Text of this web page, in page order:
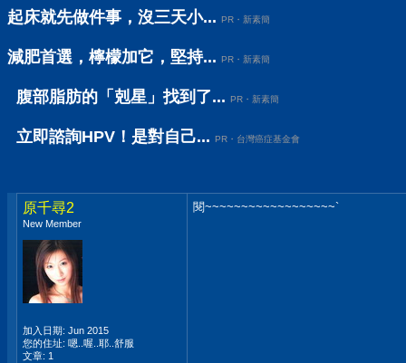
起床就先做件事，沒三天小... PR・新素簡
減肥首選，檸檬加它，堅持... PR・新素簡
腹部脂肪的「剋星」找到了... PR・新素簡
立即諮詢HPV！是對自己... PR・台灣癌症基金會
原千尋2
New Member
加入日期: Jun 2015
您的住址: 嗯..喔..耶..舒服
文章: 1
閱~~~~~~~~~~~~~~~~~~`